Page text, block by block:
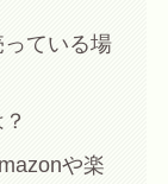
ている場
や楽